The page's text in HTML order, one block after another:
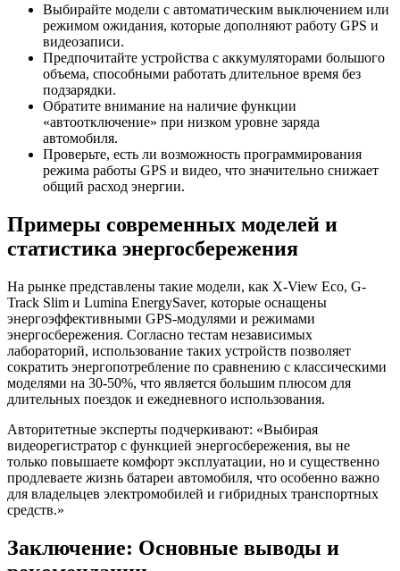
Выбирайте модели с автоматическим выключением или
режимом ожидания, которые дополняют работу GPS и
видеозаписи.
Предпочитайте устройства с аккумуляторами большого
объема, способными работать длительное время без
подзарядки.
Обратите внимание на наличие функции
«автоотключение» при низком уровне заряда
автомобиля.
Проверьте, есть ли возможность программирования
режима работы GPS и видео, что значительно снижает
общий расход энергии.
Примеры современных моделей и
статистика энергосбережения
На рынке представлены такие модели, как X-View Eco, G-
Track Slim и Lumina EnergySaver, которые оснащены
энергоэффективными GPS-модулями и режимами
энергосбережения. Согласно тестам независимых
лабораторий, использование таких устройств позволяет
сократить энергопотребление по сравнению с классическими
моделями на 30-50%, что является большим плюсом для
длительных поездок и ежедневного использования.
Авторитетные эксперты подчеркивают: «Выбирая
видеорегистратор с функцией энергосбережения, вы не
только повышаете комфорт эксплуатации, но и существенно
продлеваете жизнь батареи автомобиля, что особенно важно
для владельцев электромобилей и гибридных транспортных
средств.»
Заключение: Основные выводы и